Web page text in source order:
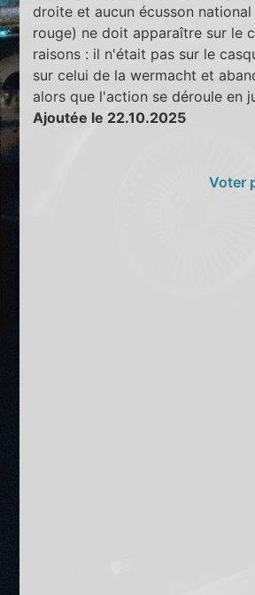
droite et aucun écusson
rouge) ne doit apparaître sur le
raisons : il n'était pas sur le
sur celui de la wermacht et
alors que l'action se déroule en
Ajoutée le 22.10.2025
Voter